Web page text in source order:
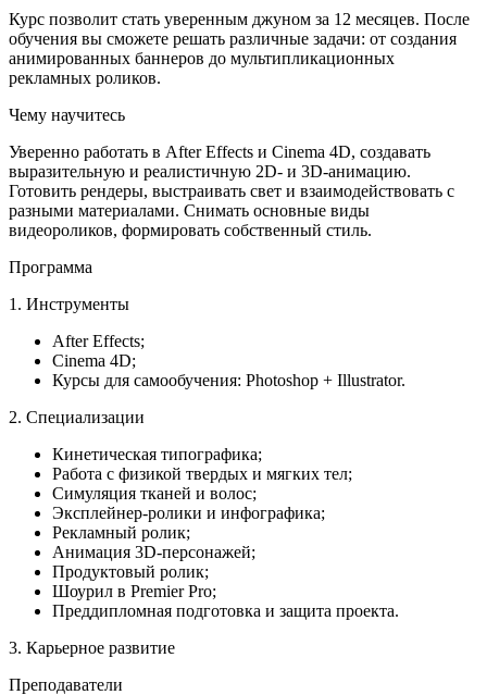
Курс позволит стать уверенным джуном за 12 месяцев. После
обучения вы сможете решать различные задачи: от создания
анимированных баннеров до мультипликационных
рекламных роликов.
Чему научитесь
Уверенно работать в After Effects и Cinema 4D, создавать
выразительную и реалистичную 2D- и 3D-анимацию.
Готовить рендеры, выстраивать свет и взаимодействовать с
разными материалами. Снимать основные виды
видеороликов, формировать собственный стиль.
Программа
1. Инструменты
After Effects;
Cinema 4D;
Курсы для самообучения: Photoshop + Illustrator.
2. Специализации
Кинетическая типографика;
Работа с физикой твердых и мягких тел;
Симуляция тканей и волос;
Эксплейнер-ролики и инфографика;
Рекламный ролик;
Анимация 3D-персонажей;
Продуктовый ролик;
Шоурил в Premier Pro;
Преддипломная подготовка и защита проекта.
3. Карьерное развитие
Преподаватели